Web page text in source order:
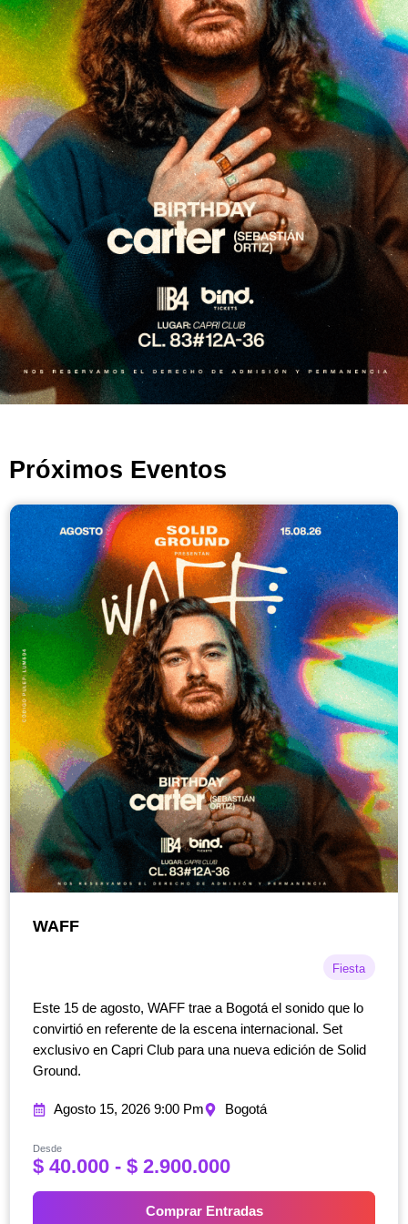
Próximos Eventos
WAFF
Fiesta
Este 15 de agosto, WAFF trae a Bogotá el sonido que lo
convirtió en referente de la escena internacional. Set
exclusivo en Capri Club para una nueva edición de Solid
Ground.
Agosto 15, 2026 9:00 Pm Bogotá
Desde
$40.000 - $2.900.000R
n
Comprar Entradas